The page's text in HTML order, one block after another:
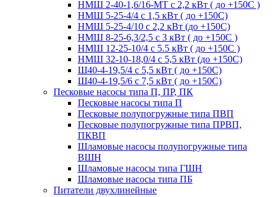
НМШ 2-40-1,6/16-МТ с 2,2 кВт ( до +150С )
НМШ 5-25-4/4 с 1,5 кВт ( до +150С)
НМШ 5-25-4/10 с 2,2 кВт (до +150С)
НМШ 8-25-6,3/2,5 с 3 кВт ( до +150С )
НМШ 12-25-10/4 с 5.5 кВт ( до +150С )
НМШ 32-10-18,0/4 с 5,5 кВт (до +150С)
Ш40-4-19,5/4 с 5,5 кВт ( до +150С)
Ш40-4-19,5/6 с 7,5 кВт ( до +150С)
Песковые насосы типа П, ПР, ПК
Песковые насосы типа П
Песковые полупогружные типа ПВП
Песковые полупогружные типа ПРВП,
ПКВП
Шламовые насосы полупогружные типа
ВШН
Шламовые насосы типа ГШН
Шламовые насосы типа ПБ
Питатели двухлинейные